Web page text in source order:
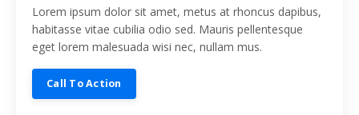
Lorem ipsum dolor sit amet, metus at rhoncus dapibus,
habitasse vitae cubilia odio sed. Mauris pellentesque
eget lorem malesuada wisi nec, nullam mus.
Call To Action